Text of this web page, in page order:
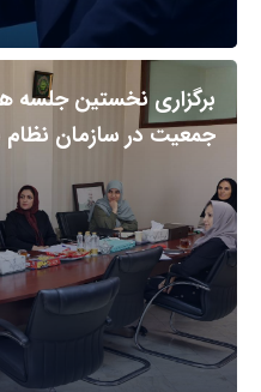
برگزاری نخستین جلسه
جمعیت در سازمان